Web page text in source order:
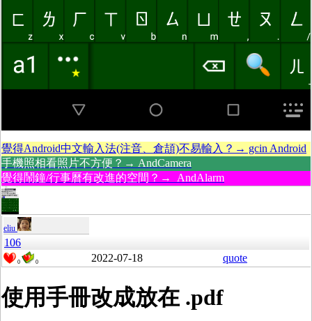
覺得Android中文輸入法(注音、倉頡)不易輸入？→ gcin Android
手機照相看照片不方便？→ AndCamera
覺得鬧鐘/行事曆有改進的空間？→ AndAlarm
eliu
106
0 0 2022-07-18 quote
使用手冊改成放在 .pdf